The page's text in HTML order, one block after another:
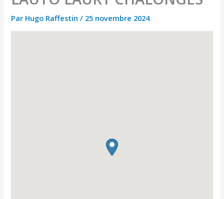
Par Hugo Raffestin/ 25 novembre 2024